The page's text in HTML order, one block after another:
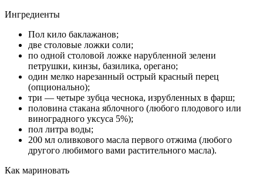
Ингредиенты
Пол кило баклажанов;
две столовые ложки соли;
по одной столовой ложке нарубленной зелени
петрушки, кинзы, базилика, орегано;
один мелко нарезанный острый красный перец
(опционально);
три — четыре зубца чеснока, изрубленных в фарш;
половина стакана яблочного (любого плодового или
виноградного уксуса 5%);
пол литра воды;
200 мл оливкового масла первого отжима (любого
другого любимого вами растительного масла).
Как мариновать